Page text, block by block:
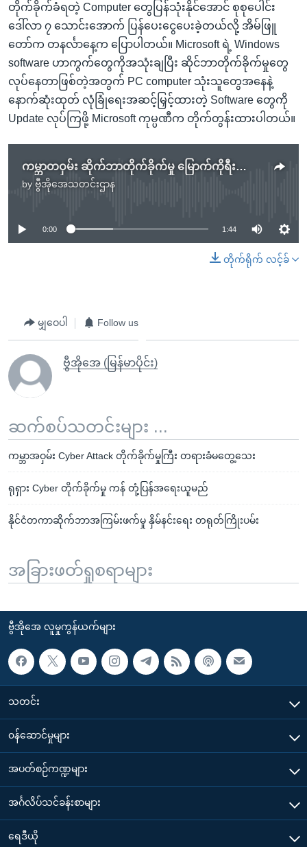
တိုက်ခိုက်ခံရတဲ့ Computer တွေပြန်သုံးနိုင်အောင် စုစုပေါင်း
ဒေါ်လာ ၇ သောင်းအောက် ပြန်ပေးငွေပေးခဲ့တယ်လို့ အိမ်ဖြူ
တော်က တနင်္လာနေ့က ပြောပါတယ်။ Microsoft ရဲ့ Windows
software ဟာကွက်တွေကိုအသုံးချပြီး ဆိုင်ဘာတိုက်ခိုက်မှုတွေ
လုပ်နေတာဖြစ်တဲ့အတွက် PC computer သုံးသူတွေအနေနဲ့
နောက်ဆုံးထုတ် လုံခြုံရေးအဆင့်မြှင့်ထားတဲ့ Software တွေကို
Update လုပ်ကြဖို့ Microsoft ကုမ္ပဏီက တိုက်တွန်းထားပါတယ်။
ကမ္ဘာတဝှမ်း ဆိုက်ဘာတိုက်ခိုက်မှု မြောက်ကိုရီးယားအပေါ် သံသယရှိ
by ဗွီအိုအေသတင်းဌာန
No media source currently available
0:00 1:44
တိုက်ရိုက် လင့်ခ်
မျှဝေပါ Follow us
ဗွီအိုအေ (မြန်မာပိုင်း)
ဆက်စပ်သတင်းများ ...
ကမ္ဘာအဝှမ်း Cyber Attack တိုက်ခိုက်မှုကြီး တရားခံမတွေ့သေး
ရုရှား Cyber တိုက်ခိုက်မှု ကန် တုံ့ပြန်အရေးယူမည်
နိုင်ငံတကာဆိုက်ဘာအကြမ်းဖက်မှု နှိမ်နင်းရေး တရုတ်ကြိုးပမ်း
အခြားဖတ်ရှုစရာများ
ဗွီအိုအေ လူမှုကွန်ယက်များ
သတင်း
၀န်ဆောင်မှုများ
အပတ်စဉ်ကဏ္ဍများ
အင်္ဂလိပ်သင်ခန်းစာများ
ရေဒီယို